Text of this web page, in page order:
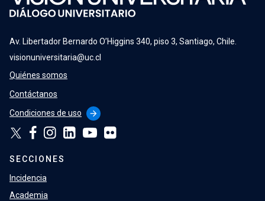
Av. Libertador Bernardo O’Higgins 340, piso 3, Santiago, Chile.
visionuniversitaria@uc.cl
Quiénes somos
Contáctanos
Condiciones de uso
arrow_forward
SECCIONES
Incidencia
Academia